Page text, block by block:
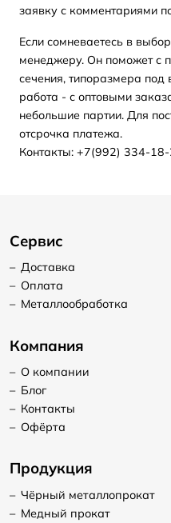
заявку с комментариями
Если сомневаетесь в
менеджеру. Он поможет с
сечения, типоразмера
работа - с оптовыми
небольшие партии. Для
отсрочка платежа.
Контакты: +7(992) 334-
Сервис
– Доставка
– Оплата
– Металлообработка
Компания
– О компании
– Блог
– Контакты
– Офёрта
Продукция
– Чёрный металлопрокат
– Медный прокат